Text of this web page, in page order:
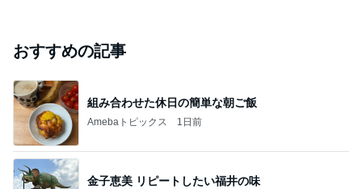
おすすめの記事
組み合わせた休日の簡単な朝ご飯
Amebaトピックス 1日前
金子恵美 リピートしたい福井の味